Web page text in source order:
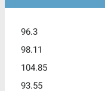
96.3
98.11
104.85
93.55